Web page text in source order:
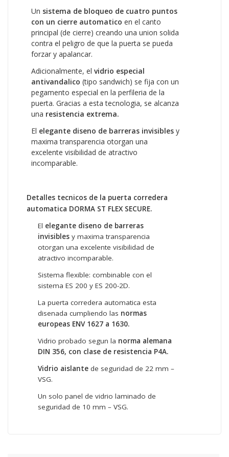
Un sistema de bloqueo de cuatro puntos
con un cierre automatico en el canto
principal (de cierre) creando una union solida
contra el peligro de que la puerta se pueda
forzar y apalancar.
Adicionalmente, el vidrio especial
antivandalico (tipo sandwich) se fija con un
pegamento especial en la perfileria de la
puerta. Gracias a esta tecnologia, se alcanza
una resistencia extrema.
El elegante diseno de barreras invisibles y
maxima transparencia otorgan una
excelente visibilidad de atractivo
incomparable.
Detalles tecnicos de la puerta corredera
automatica DORMA ST FLEX SECURE.
El elegante diseno de barreras
invisibles y maxima transparencia
otorgan una excelente visibilidad de
atractivo incomparable.
Sistema flexible: combinable con el
sistema ES 200 y ES 200-2D.
La puerta corredera automatica esta
disenada cumpliendo las normas
europeas ENV 1627 a 1630.
Vidrio probado segun la norma alemana
DIN 356, con clase de resistencia P4A.
Vidrio aislante de seguridad de 22 mm –
VSG.
Un solo panel de vidrio laminado de
seguridad de 10 mm – VSG.